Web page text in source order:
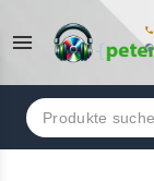
Suchen
nach: